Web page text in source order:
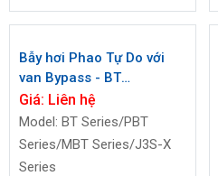
Bẫy hơi Phao Tự Do với
van Bypass - BT
Series/PBT Series/MBT
Series/J3S-X Series
Giá: Liên hệ
Model: BT Series/PBT
Series/MBT Series/J3S-X
Series